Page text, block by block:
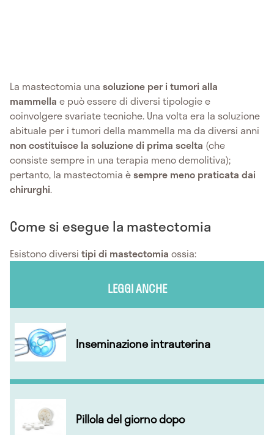
La mastectomia una soluzione per i tumori alla
mammella e può essere di diversi tipologie e
coinvolgere svariate tecniche. Una volta era la soluzione
abituale per i tumori della mammella ma da diversi anni
non costituisce la soluzione di prima scelta (che
consiste sempre in una terapia meno demolitiva);
pertanto, la mastectomia èsempre meno praticata dai
chirurghi.
Come si esegue la mastectomia
Esistono diversi tipi di mastectomia ossia:
LEGGI ANCHE
Inseminazione intrauterina
Pillola del giorno dopo